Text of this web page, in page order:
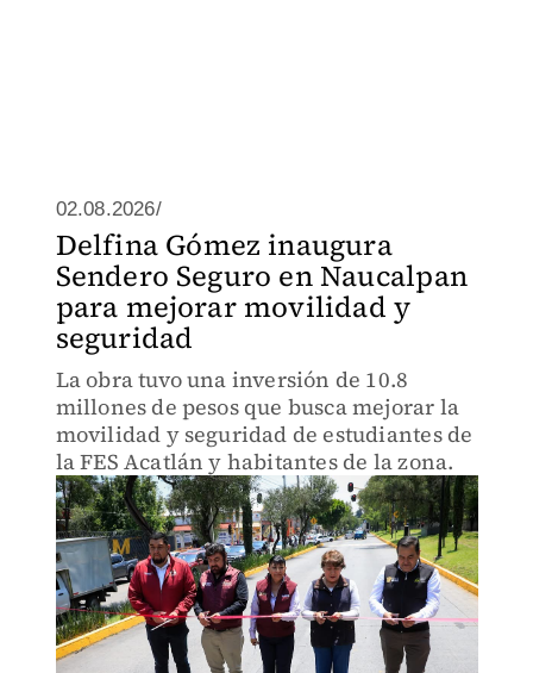
02.08.2026/
Delfina Gómez inaugura
Sendero Seguro en Naucalpan
para mejorar movilidad y
seguridad
La obra tuvo una inversión de 10.8
millones de pesos que busca mejorar la
movilidad y seguridad de estudiantes de
la FES Acatlán y habitantes de la zona.